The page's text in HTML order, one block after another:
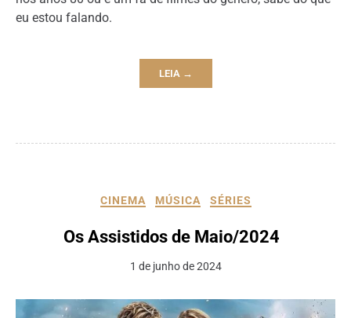
eu estou falando.
LEIA →
CINEMA MÚSICA SÉRIES
Os Assistidos de Maio/2024
1 de junho de 2024